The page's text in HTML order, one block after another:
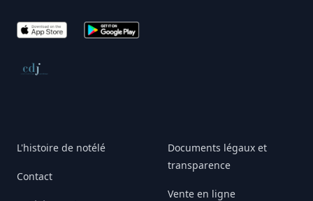
App Store Google Play
Conseil de déontologie journalistique
L'histoire de notélé
Contact
Documents légaux et
transparence
Vente en ligne